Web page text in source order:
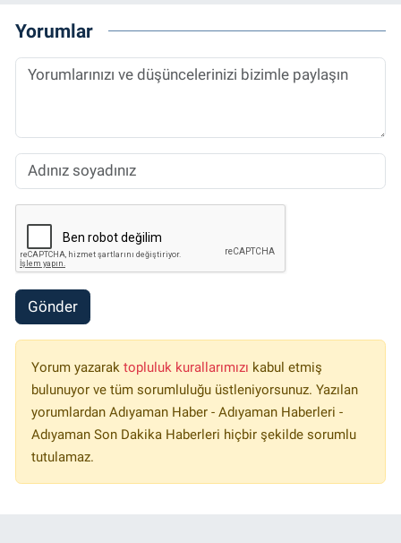
Yorumlar
Gönder
Yorum yazarak topluluk kurallarımızı kabul etmiş
bulunuyor ve tüm sorumluluğu üstleniyorsunuz. Yazılan
yorumlardan Adıyaman Haber - Adıyaman Haberleri -
Adıyaman Son Dakika Haberleri hiçbir şekilde sorumlu
tutulamaz.